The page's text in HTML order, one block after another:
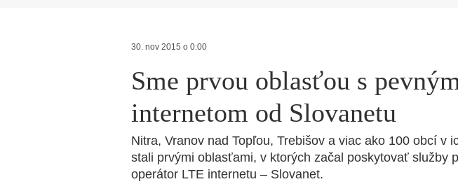
30. nov 2015 o 0:00
Sme prvou oblasťou s
internetom od Slovanetu
Nitra, Vranov nad Topľou, Trebišov a viac ako 100 obcí v
stali prvými oblasťami, v ktorých začal poskytovať služby
operátor LTE internetu – Slovanet.